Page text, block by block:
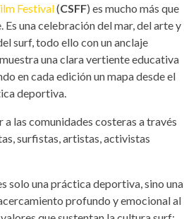
Festival(CSFF) es mucho más que
Es una celebración del mar, del arte y
surf, todo ello con un anclaje
una clara vertiente educativa
en cada edición un mapa desde el
deportiva.
las comunidades costeras a través
surfistas, artistas, activistas
solo una práctica deportiva, sino una
profundo y emocional al